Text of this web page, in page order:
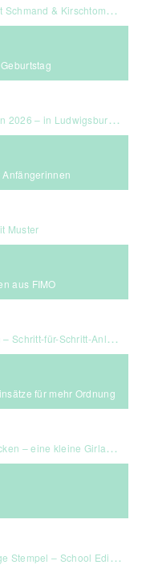
& Kirschtomaten
Stuttgart & Umgebung
Muster
aus FIMO
Schritt-Anleitung & Kosten
für mehr Ordnung
Girlande für euer Zuhause ☆
#BackToSchool + Gewinnspiel